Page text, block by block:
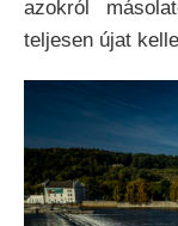
azokról
teljesen újat